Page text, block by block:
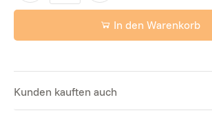
In den Warenkorb
Kunden kauften auch